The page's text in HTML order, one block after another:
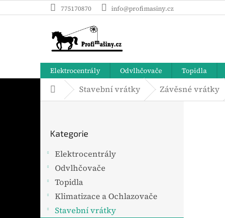
na
775170870 info@profimasiny.cz
Elektrocentrály Odvlhčovače Topidla
DomůStavební vrátky Závěsné vrátky
kategorie
Kategorie
Elektrocentrály
Odvlhčovače
Topidla
Klimatizace a Ochlazovače
Stavební vrátky